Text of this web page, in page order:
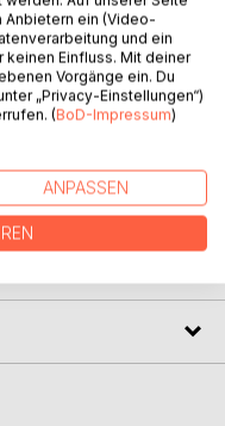
möchte.
der Poesie und
es vermag, all Deine
Anbietern ein (Video-
und ein
Einfluss. Mit deiner
Vorgänge ein. Du
„Privacy-Einstellungen“)
(BoD-Impressum)
ANPASSEN